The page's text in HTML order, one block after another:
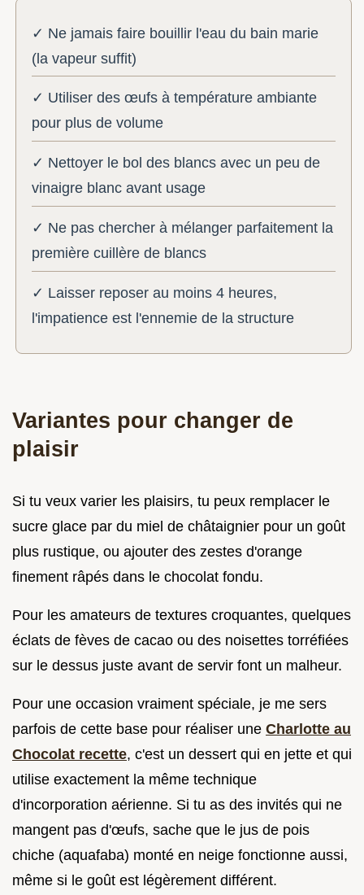
✓ Ne jamais faire bouillir l'eau du bain marie
(la vapeur suffit)
✓ Utiliser des œufs à température ambiante
pour plus de volume
✓ Nettoyer le bol des blancs avec un peu de
vinaigre blanc avant usage
✓ Ne pas chercher à mélanger parfaitement la
première cuillère de blancs
✓ Laisser reposer au moins 4 heures,
l'impatience est l'ennemie de la structure
Variantes pour changer de
plaisir
Si tu veux varier les plaisirs, tu peux remplacer le
sucre glace par du miel de châtaignier pour un goût
plus rustique, ou ajouter des zestes d'orange
finement râpés dans le chocolat fondu.
Pour les amateurs de textures croquantes, quelques
éclats de fèves de cacao ou des noisettes torréfiées
sur le dessus juste avant de servir font un malheur.
Pour une occasion vraiment spéciale, je me sers
parfois de cette base pour réaliser une Charlotte au
Chocolat recette, c'est un dessert qui en jette et qui
utilise exactement la même technique
d'incorporation aérienne. Si tu as des invités qui ne
mangent pas d'œufs, sache que le jus de pois
chiche (aquafaba) monté en neige fonctionne aussi,
même si le goût est légèrement différent.